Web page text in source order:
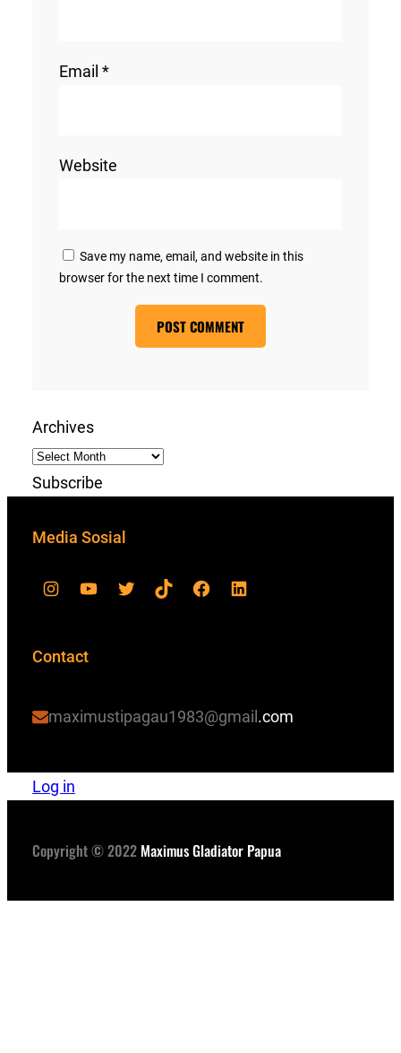
Email *
Website
Save my name, email, and website in this
browser for the next time I comment.
Archives
Subscribe
Media Sosial
Contact
maximustipagau1983@gmail.com
Log in
Copyright © 2022 Maximus Gladiator Papua